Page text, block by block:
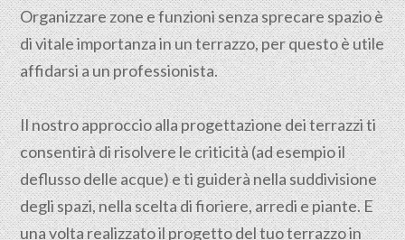
Organizzare zone e funzioni senza sprecare spazio è
di vitale importanza in un terrazzo, per questo è utile
affidarsi a un professionista.
Il nostro approccio alla progettazione dei terrazzi ti
consentirà di risolvere le criticità (ad esempio il
deflusso delle acque) e ti guiderà nella suddivisione
degli spazi, nella scelta di fioriere, arredi e piante. E
una volta realizzato il progetto del tuo terrazzo in